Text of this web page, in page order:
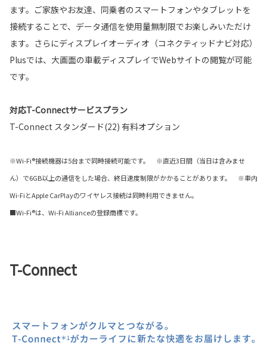
ます。ご家族やお友達、同乗者のスマートフォンやタブレットを
接続することで、データ通信を使用量無制限でお楽しみいただけ
ます。さらにディスプレイオーディオ（コネクティッドナビ対応）
Plusでは、大画面の車載ディスプレイでWebサイトの閲覧が可能
です。
対応T-Connectサービスプラン
T-Connect スタンダード(22) 有料オプション
※Wi-Fi®接続機器は5台まで同時接続可能です。 ※直近3日間（当日は含みませ
ん）で6GB以上の通信をした場合、終日速度制限がかかることがあります。 ※車内
Wi-FiとApple CarPlayのワイヤレス接続は同時利用できません。
■Wi-Fi®は、Wi-Fi Allianceの登録商標です。
T-Connect